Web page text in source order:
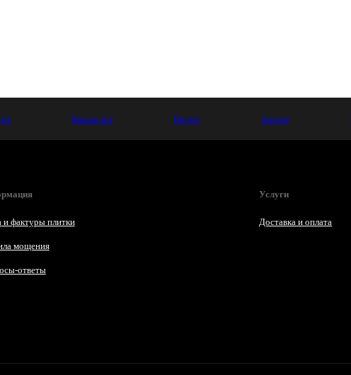
Вакансии Видео Акции
и фактуры плитки
мощения
ответы
Услуги
Доставка и оплата